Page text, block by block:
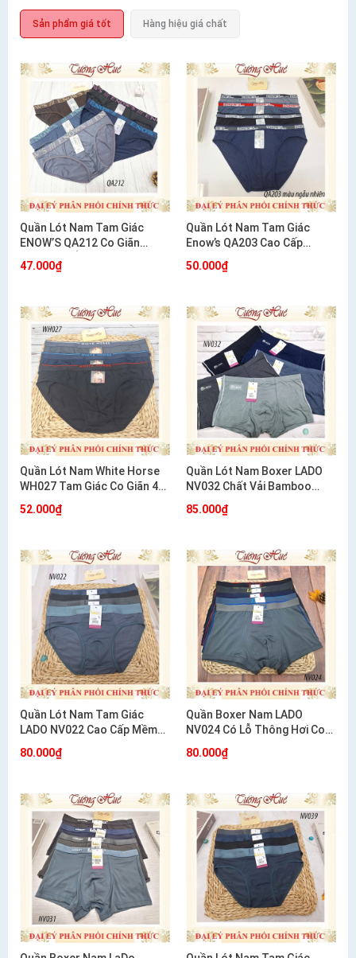
Sản phẩm giá tốt Hàng hiệu giá chất
Quần Lót Nam Tam Giác
ENOW’S QA212 Co Giãn
47.000₫
Quần Lót Nam Tam Giác
Enow’s QA203 Cao Cấp
50.000₫
Quần Lót Nam White Horse
WH027 Tam Giác Co Giãn 4
52.000₫
Quần Lót Nam Boxer LADO
NV032 Chất Vải Bamboo
85.000₫
Quần Lót Nam Tam Giác
LADO NV022 Cao Cấp Mềm
80.000₫
Quần Boxer Nam LADO
NV024 Có Lỗ Thông Hơi Co
80.000₫